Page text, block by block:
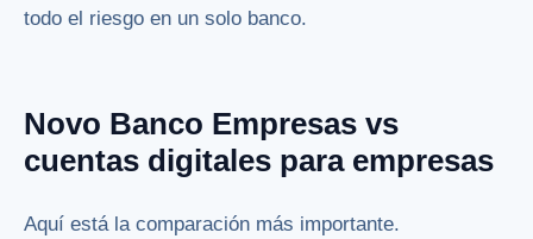
todo el riesgo en un solo banco.
Novo Banco Empresas vs
cuentas digitales para empresas
Aquí está la comparación más importante.